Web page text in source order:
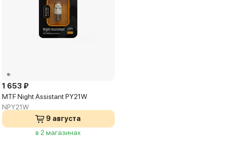
1 653 ₽
MTF Night Assistant PY21W
NPY21W
9 августа
в 2 магазинах